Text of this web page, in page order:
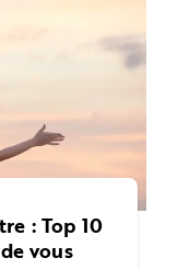
: Top 10
vous